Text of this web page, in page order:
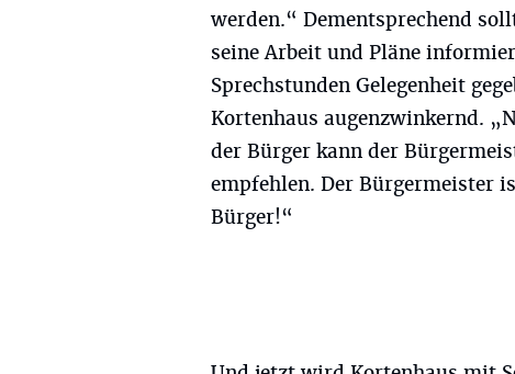
werden.“ Dementsprechend
seine Arbeit und Pläne
Sprechstunden Gelegenheit
Kortenhaus augenzwinkernd.
der Bürger kann der
empfehlen. Der Bürgermeister
Bürger!“